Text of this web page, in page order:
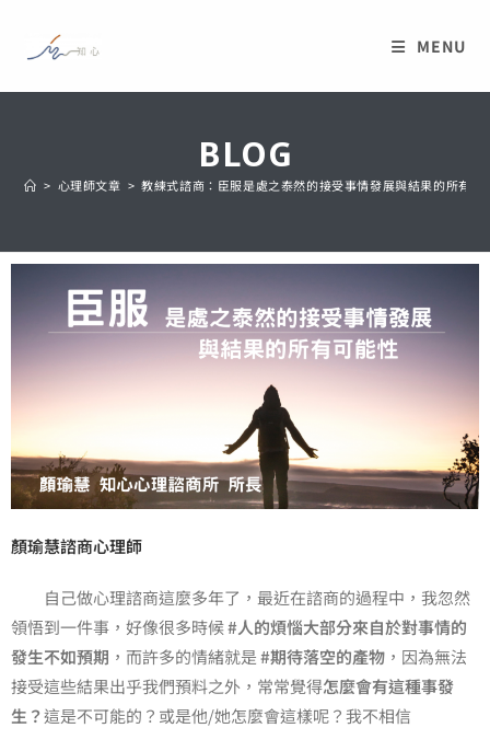
MENU
BLOG
> 心理師文章 > 教練式諮商：臣服是處之泰然的接受事情發展與結果的所有可
顏瑜慧諮商心理師
自己做心理諮商這麼多年了，最近在諮商的過程中，我忽然
領悟到一件事，好像很多時候#人的煩惱大部分來自於對事情的
發生不如預期 ，而許多的情緒就是#期待落空的產物 ，因為無法
接受這些結果出乎我們預料之外，常常覺得怎麼會有這種事發
生？這是不可能的？或是他/她怎麼會這樣呢？我不相信